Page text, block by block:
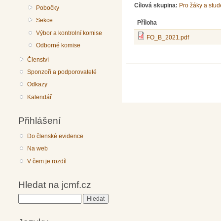
Pobočky
Sekce
Výbor a kontrolní komise
Odborné komise
Členství
Sponzoři a podporovatelé
Odkazy
Kalendář
Přihlášení
Do členské evidence
Na web
V čem je rozdíl
Hledat na jcmf.cz
Cílová skupina: Pro žáky a
Příloha
FO_B_2021.pdf